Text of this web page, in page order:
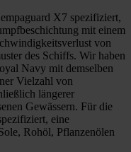
X7 spezifiziert,
mit einem
von
des Schiffs. Wir haben
Navy mit demselben
Vielzahl von
längerer
Gewässern. Für die
eine
Rohöl, Pflanzenölen